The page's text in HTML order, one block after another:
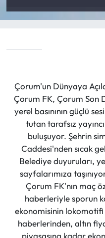
Çorum'un Dünyaya
Çorum FK, Çorum Son
yerel basınının güçlü
tutan tarafsız
buluşuyor. Şehrin
Caddesi'nden sıcak
Belediye duyuruları,
sayfalarımıza
Çorum FK'nın maç
haberleriyle sporun
ekonomisinin lokomotifi
haberlerinden, altın
piyasasına kadar